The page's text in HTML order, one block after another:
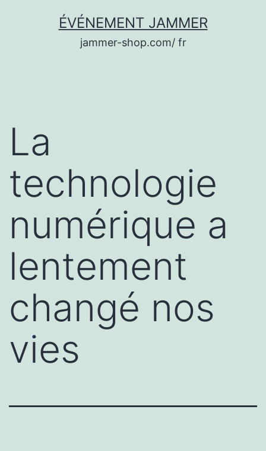
ÉVÉNEMENT JAMMER
jammer-shop.com/ fr
La
technologie
numérique a
lentement
changé nos
vies